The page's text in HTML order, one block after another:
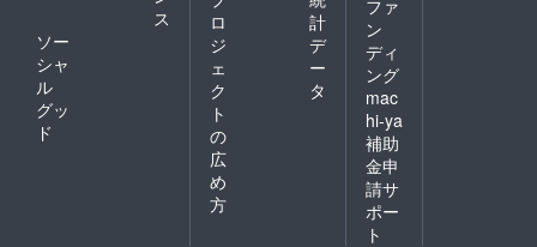
ス
ソー
シャ
ル
グッ
ド
ロ
ジ
ェ
ク
ト
の
広
め
方
計
デ
ー
タ
ファ
ン
ディ
ング
mac
hi-ya
補助
金申
請サ
ポー
ト